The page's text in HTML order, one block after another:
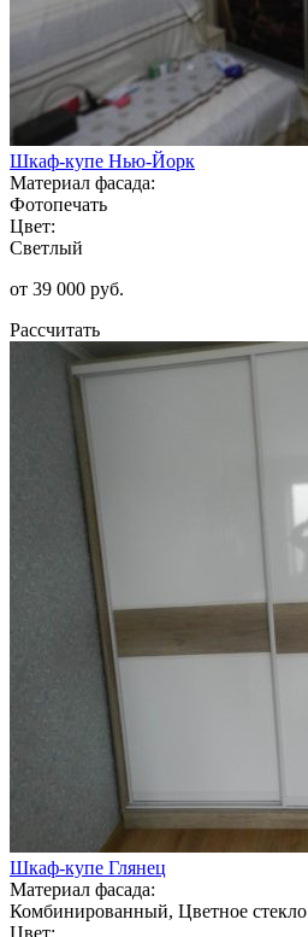
Шкаф-купе Нью-Йорк
Материал фасада:
Фотопечать
Цвет:
Светлый
от 39 000 руб.
Рассчитать
Шкаф-купе Глянец
Материал фасада:
Комбинированный, Цветное стекло
Цвет: